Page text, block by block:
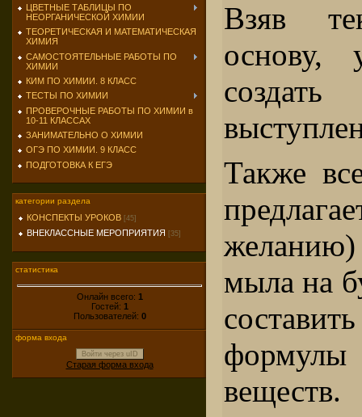
ЦВЕТНЫЕ ТАБЛИЦЫ ПО
НЕОРГАНИЧЕСКОЙ ХИМИИ
ТЕОРЕТИЧЕСКАЯ И МАТЕМАТИЧЕСКАЯ
ХИМИЯ
САМОСТОЯТЕЛЬНЫЕ РАБОТЫ ПО
ХИМИИ
КИМ ПО ХИМИИ. 8 КЛАСС
ТЕСТЫ ПО ХИМИИ
ПРОВЕРОЧНЫЕ РАБОТЫ ПО ХИМИИ в
10-11 КЛАССАХ
ЗАНИМАТЕЛЬНО О ХИМИИ
ОГЭ ПО ХИМИИ. 9 КЛАСС
ПОДГОТОВКА К ЕГЭ
категории раздела
КОНСПЕКТЫ УРОКОВ [45]
ВНЕКЛАССНЫЕ МЕРОПРИЯТИЯ [35]
статистика
Онлайн всего: 1
Гостей: 1
Пользователей: 0
форма входа
Войти через uID
Старая форма входа
Взяв
основу,
Также
мыла на
веществ.